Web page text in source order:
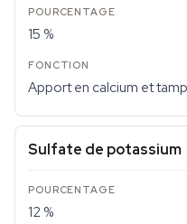
15 %
Apport en calcium et
Sulfate de potassium
12 %